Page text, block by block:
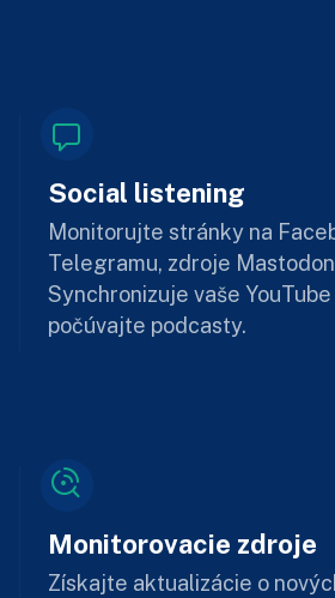
Social listening
Monitorujte stránky na
Telegramu, zdroje
Synchronizuje vaše
počúvajte podcasty.
Monitorovacie zdroje
Získajte aktualizácie o